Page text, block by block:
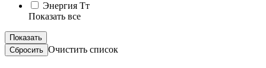
Энергия Тт
Показать все
Очистить список